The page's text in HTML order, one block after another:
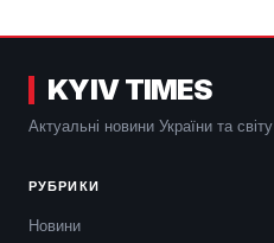
KYIV TIMES
Актуальні новини України та світу
РУБРИКИ
Новини